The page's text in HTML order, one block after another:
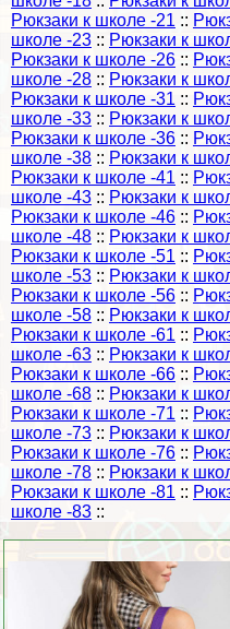
Рюкзаки к школе -21 ::
школе -23 :: Рюкзаки к
Рюкзаки к школе -26 ::
школе -28 :: Рюкзаки к
Рюкзаки к школе -31 ::
школе -33 :: Рюкзаки к
Рюкзаки к школе -36 ::
школе -38 :: Рюкзаки к
Рюкзаки к школе -41 ::
школе -43 :: Рюкзаки к
Рюкзаки к школе -46 ::
школе -48 :: Рюкзаки к
Рюкзаки к школе -51 ::
школе -53 :: Рюкзаки к
Рюкзаки к школе -56 ::
школе -58 :: Рюкзаки к
Рюкзаки к школе -61 ::
школе -63 :: Рюкзаки к
Рюкзаки к школе -66 ::
школе -68 :: Рюкзаки к
Рюкзаки к школе -71 ::
школе -73 :: Рюкзаки к
Рюкзаки к школе -76 ::
школе -78 :: Рюкзаки к
Рюкзаки к школе -81 ::
школе -83 ::